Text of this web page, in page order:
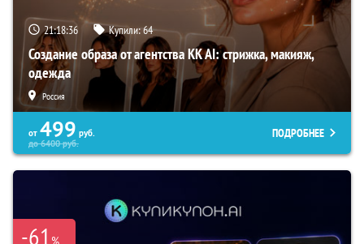
21:18:35 Купили:64
Создание образа от агентства KK AI: стрижка, макияж,
одежда
Россия
от 499 руб.
до6400руб.
ПОДРОБНЕЕ
-61